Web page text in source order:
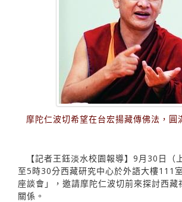
摩陀仁波切希望在台宏揚藏傳佛法，圓
【記者王鈺淡水校園報導】9月30日（
至5時30分西藏研究中心於外語大樓111
座談會」，邀請摩陀仁波切前來探討西藏
關係。